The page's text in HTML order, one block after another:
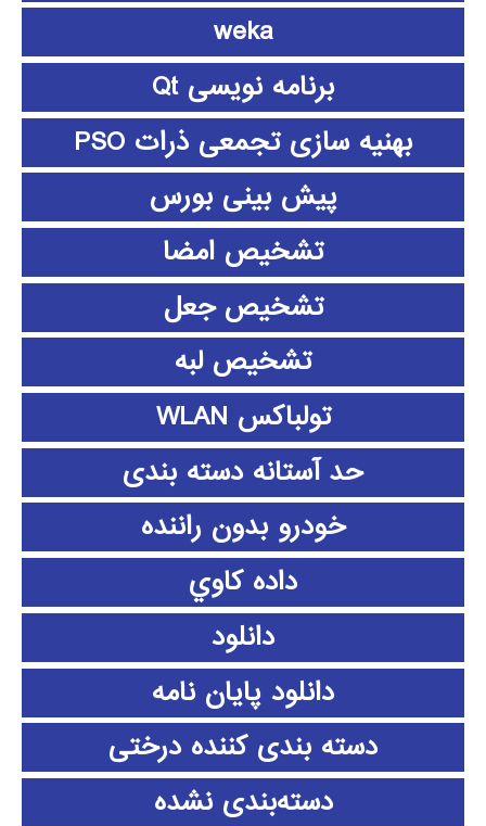
weka
برنامه نویسی Qt
بهنیه سازی تجمعی ذرات PSO
پیش بینی بورس
تشخیص امضا
تشخیص جعل
تشخیص لبه
تولباکس WLAN
حد آستانه دسته بندی
خودرو بدون راننده
داده كاوي
دانلود
دانلود پايان نامه
دسته بندی کننده درختی
دسته‌بندی نشده